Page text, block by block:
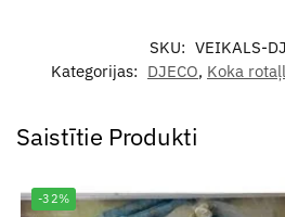
SKU: VEIKALS-
Kategorijas: DJECO, Koka
Saistītie Produkti
-32%